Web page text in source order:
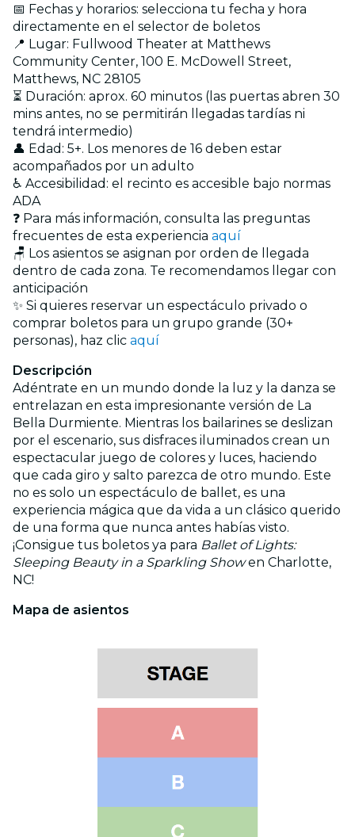
📅 Fechas y horarios: selecciona tu fecha y hora
directamente en el selector de boletos
📍 Lugar: Fullwood Theater at Matthews
Community Center, 100 E. McDowell Street,
Matthews, NC 28105
⏳ Duración: aprox. 60 minutos (las puertas abren 30
mins antes, no se permitirán llegadas tardías ni
tendrá intermedio)
👤 Edad: 5+. Los menores de 16 deben estar
acompañados por un adulto
♿ Accesibilidad: el recinto es accesible bajo normas
ADA
❓ Para más información, consulta las preguntas
frecuentes de esta experiencia aquí
🪑 Los asientos se asignan por orden de llegada
dentro de cada zona. Te recomendamos llegar con
anticipación
✨ Si quieres reservar un espectáculo privado o
comprar boletos para un grupo grande (30+
personas), haz clic aquí
Descripción
Adéntrate en un mundo donde la luz y la danza se
entrelazan en esta impresionante versión de La
Bella Durmiente. Mientras los bailarines se deslizan
por el escenario, sus disfraces iluminados crean un
espectacular juego de colores y luces, haciendo
que cada giro y salto parezca de otro mundo. Este
no es solo un espectáculo de ballet, es una
experiencia mágica que da vida a un clásico querido
de una forma que nunca antes habías visto.
¡Consigue tus boletos ya para Ballet of Lights:
Sleeping Beauty in a Sparkling Showen Charlotte,
NC!
Mapa de asientos